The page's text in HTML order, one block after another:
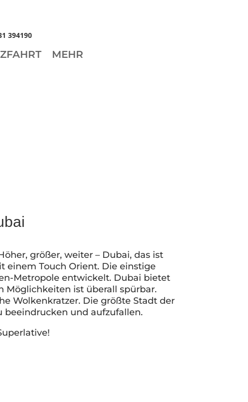
394190
MEHR
größer, weiter – Dubai, das ist
einem Touch Orient. Die einstige
Metropole entwickelt. Dubai bietet
Möglichkeiten ist überall spürbar.
Wolkenkratzer. Die größte Stadt der
und aufzufallen.